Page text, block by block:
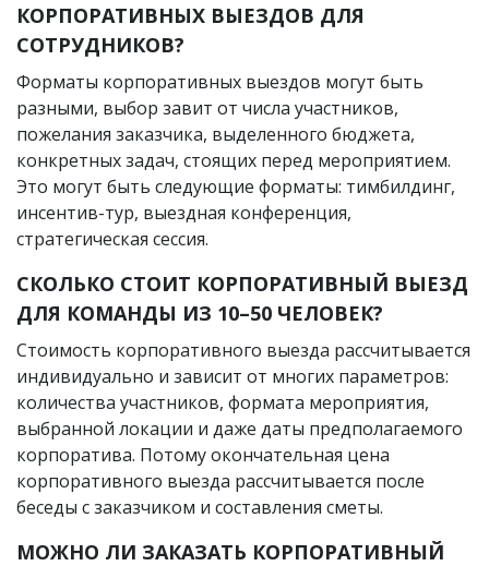
КОРПОРАТИВНЫХ ВЫЕЗДОВ ДЛЯ
СОТРУДНИКОВ?
Форматы корпоративных выездов могут быть
разными, выбор завит от числа участников,
пожелания заказчика, выделенного бюджета,
конкретных задач, стоящих перед мероприятием.
Это могут быть следующие форматы: тимбилдинг,
инсентив-тур, выездная конференция,
стратегическая сессия.
СКОЛЬКО СТОИТ КОРПОРАТИВНЫЙ ВЫЕЗД
ДЛЯ КОМАНДЫ ИЗ 10–50 ЧЕЛОВЕК?
Стоимость корпоративного выезда рассчитывается
индивидуально и зависит от многих параметров:
количества участников, формата мероприятия,
выбранной локации и даже даты предполагаемого
корпоратива. Потому окончательная цена
корпоративного выезда рассчитывается после
беседы с заказчиком и составления сметы.
МОЖНО ЛИ ЗАКАЗАТЬ КОРПОРАТИВНЫЙ